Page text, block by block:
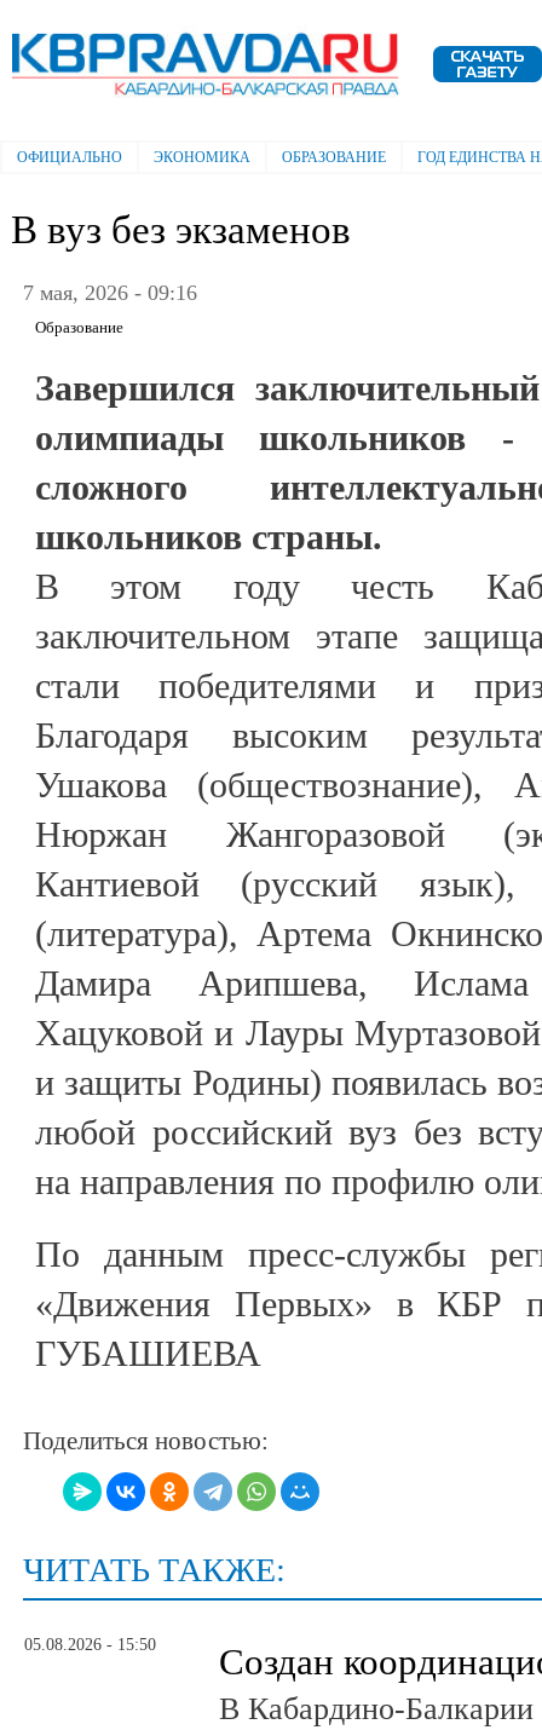
Электронная газета "Кабардино-
Балкарская правда"
Главное меню
ОФИЦИАЛЬНО ЭКОНОМИКА ОБРАЗОВАНИЕ ГОД ЕДИНСТВА
В вуз без экзаменов
7 мая, 2026 - 09:16
Образование
Завершился
олимпиады школьников -
сложного
школьников страны.
В этом году честь
заключительном этапе
стали победителями и
Благодаря высоким
Ушакова
Нюржан Жангоразовой
Кантиевой (русский
(литература), Артема
Дамира Арипшева,
Хацуковой и Лауры
и защиты Родины) появилась
любой российский вуз без
на направления по профилю
По данным пресс-службы
«Движения Первых» в КБР
ГУБАШИЕВА
Поделиться новостью:
ЧИТАТЬ ТАКЖЕ:
05.08.2026 - 15:50 Создан
В Кабардино-Балкарии